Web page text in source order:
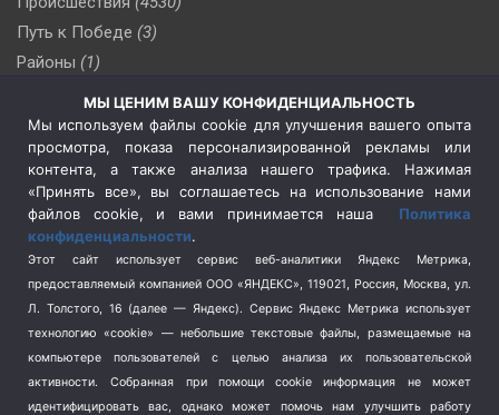
Путь к Победе (3)
Районы (1)
(510)
Сельское хозяйство (3)
Социальная политика
(3)
Спецоперация в Украине
Спецоперация на Украине
(404)
Спорт (740)
Терроризм (1)
Транспорт (262)
Туризм (178)
Флот (76)
МЫ ЦЕНИМ ВАШУ КОНФИДЕНЦИАЛЬНОСТЬ
Мы используем файлы cookie для улучшения вашего опыта
просмотра, показа персонализированной рекламы или
контента, а также анализа нашего трафика. Нажимая
«Принять все», вы соглашаетесь на использование нами
файлов cookie, и вами принимается наша Политика
конфиденциальности.
Этот сайт использует сервис веб-аналитики Яндекс Метрика,
предоставляемый компанией ООО «ЯНДЕКС», 119021, Россия, Москва, ул.
Л. Толстого, 16 (далее — Яндекс). Сервис Яндекс Метрика использует
технологию «cookie» — небольшие текстовые файлы, размещаемые на
компьютере пользователей с целью анализа их пользовательской
активности.
Собранная при помощи cookie информация не может
идентифицировать вас, однако может помочь нам улучшить работу